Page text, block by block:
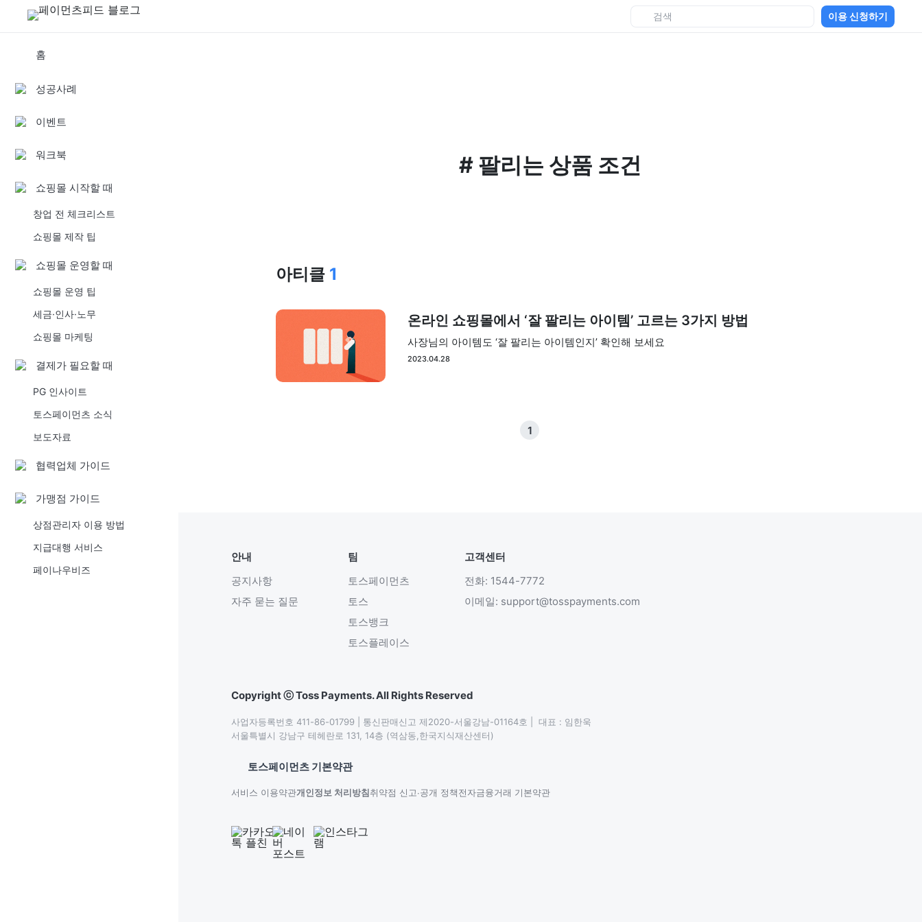
이용 신청하기
홈
성공사례
이벤트
워크북
쇼핑몰 시작할 때
창업 전 체크리스트
쇼핑몰 제작 팁
쇼핑몰 운영할 때
쇼핑몰 운영 팁
세금·인사·노무
쇼핑몰 마케팅
결제가 필요할 때
PG 인사이트
토스페이먼츠 소식
보도자료
협력업체 가이드
가맹점 가이드
상점관리자 이용 방법
지급대행 서비스
페이나우비즈
# 팔리는 상품 조건
아티클 1
온라인 쇼핑몰에서 ‘잘 팔리는 아이템’ 고르는 3가지 방법
사장님의 아이템도 ‘잘 팔리는 아이템인지’ 확인해 보세요
2023.04.28
1
안내
공지사항
자주 묻는 질문
팀
토스페이먼츠
토스
토스뱅크
토스플레이스
고객센터
전화: 1544-7772
이메일: support@tosspayments.com
Copyright ⓒ Toss Payments. All Rights Reserved
사업자등록번호 411-86-01799 | 통신판매신고 제2020-서울강남-01164호 |  대표 : 임한욱
서울특별시 강남구 테헤란로 131, 14층 (역삼동,한국지식재산센터)
토스페이먼츠 기본약관
서비스 이용약관개인정보 처리방침취약점 신고∙공개 정책전자금융거래 기본약관